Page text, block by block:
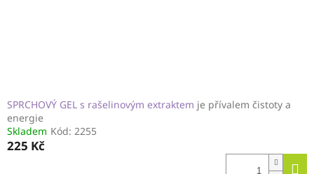
SPRCHOVÝ GEL s rašelinovým extraktem je přívalem čistoty a
energie
Skladem Kód: 2255
225 Kč